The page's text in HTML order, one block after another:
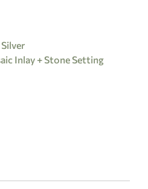
Inlay + Stone Setting